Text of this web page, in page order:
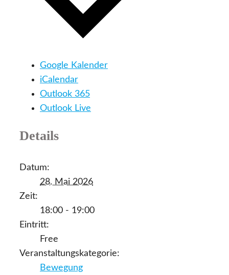
Google Kalender
iCalendar
Outlook 365
Outlook Live
Details
Datum:
28. Mai 2026
Zeit:
18:00 - 19:00
Eintritt:
Free
Veranstaltungskategorie:
Bewegung